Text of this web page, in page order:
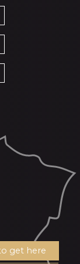
get here